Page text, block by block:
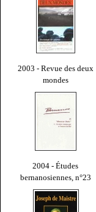
2003 - Revue des deux
mondes
2004 - Études
bernanosiennes, n°23